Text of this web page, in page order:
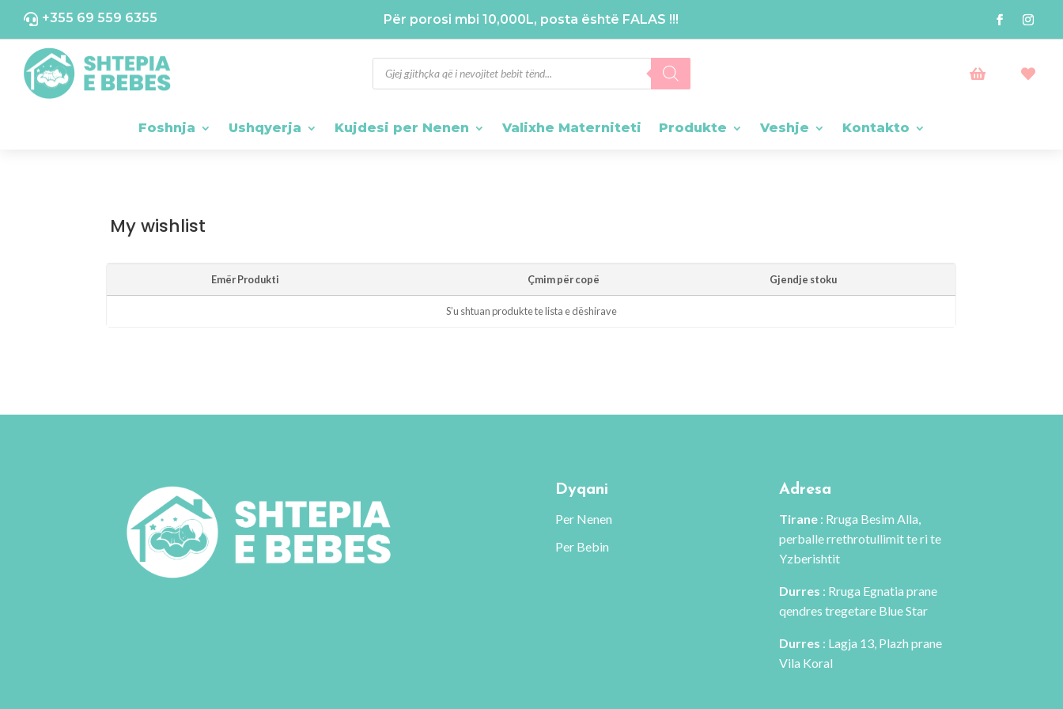
 +355 69 559 6355 Për porosi mbi 10,000L, posta është FALAS !!!
Products
search
 
Foshnja Ushqyerja Kujdesi per Nenen Valixhe Materniteti Produkte Veshje Kontakto
My wishlist
Emër Produkti Çmim për copë Gjendje stoku
S’u shtuan produkte te lista e dëshirave
Dyqani
Per Nenen
Per Bebin
Adresa
Tirane : Rruga Besim Alla,
perballe rrethrotullimit te ri te
Yzberishtit
Durres : Rruga Egnatia prane
qendres tregetare Blue Star
Durres : Lagja 13, Plazh prane
Vila Koral